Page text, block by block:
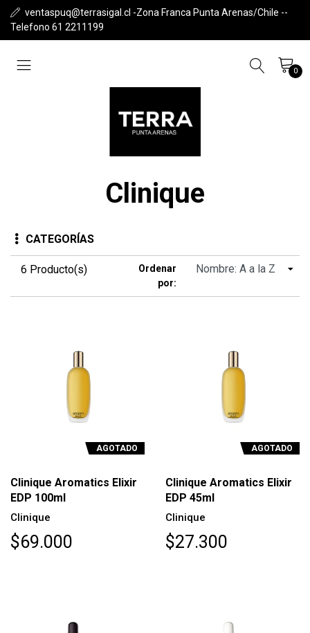
ventaspuq@terrasigal.cl -Zona Franca Punta Arenas/Chile --
Telefono 61 2211199
0
Clinique
CATEGORÍAS
6 Producto(s)
Ordenar
por:
AGOTADO
Clinique Aromatics Elixir
EDP 100ml
Clinique
$69.000
AGOTADO
Clinique Aromatics Elixir
EDP 45ml
Clinique
$27.300